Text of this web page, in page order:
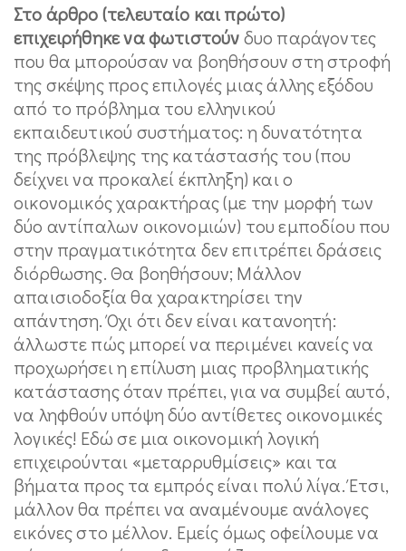
Στο άρθρο (τελευταίο και πρώτο)
επιχειρήθηκε να φωτιστούνδυο παράγοντες
που θα μπορούσαν να βοηθήσουν στη στροφή
της σκέψης προς επιλογές μιας άλλης εξόδου
από το πρόβλημα του ελληνικού
εκπαιδευτικού συστήματος: η δυνατότητα
της πρόβλεψης της κατάστασής του (που
δείχνει να προκαλεί έκπληξη) και ο
οικονομικός χαρακτήρας (με την μορφή των
δύο αντίπαλων οικονομιών) του εμποδίου που
στην πραγματικότητα δεν επιτρέπει δράσεις
διόρθωσης. Θα βοηθήσουν; Μάλλον
απαισιοδοξία θα χαρακτηρίσει την
απάντηση. Όχι ότι δεν είναι κατανοητή:
άλλωστε πώς μπορεί να περιμένει κανείς να
προχωρήσει η επίλυση μιας προβληματικής
κατάστασης όταν πρέπει, για να συμβεί αυτό,
να ληφθούν υπόψη δύο αντίθετες οικονομικές
λογικές! Εδώ σε μια οικονομική λογική
επιχειρούνται «μεταρρυθμίσεις» και τα
βήματα προς τα εμπρός είναι πολύ λίγα. Έτσι,
μάλλον θα πρέπει να αναμένουμε ανάλογες
εικόνες στο μέλλον. Εμείς όμως οφείλουμε να